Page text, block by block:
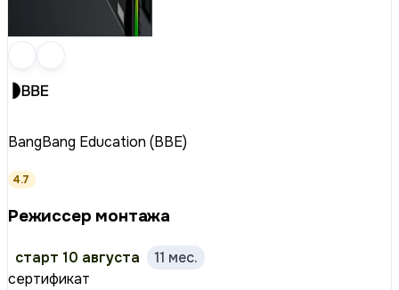
BangBang Education (BBE)
4.7
Режиссер монтажа
старт 10 августа
11 мес.
сертификат